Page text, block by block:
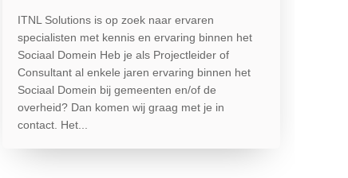
ITNL Solutions is op zoek naar ervaren
specialisten met kennis en ervaring binnen het
Sociaal Domein Heb je als Projectleider of
Consultant al enkele jaren ervaring binnen het
Sociaal Domein bij gemeenten en/of de
overheid? Dan komen wij graag met je in
contact. Het...